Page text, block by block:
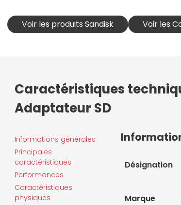
Voir les produits Sandisk Voir les
Caractéristiques
Adaptateur SD
Informations générales
Principales
caractéristiques
Performances
Caractéristiques
physiques
Désignation
Marque